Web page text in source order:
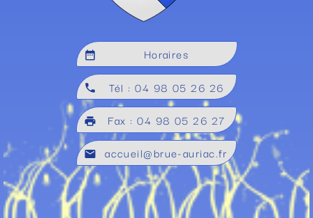
date_range Horaires
local_phone Tél : 04 98 05 26 26
local_printshop Fax : 04 98 05 26 27
mail accueil@brue-auriac.fr